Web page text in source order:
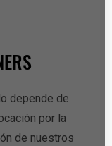
depende de
por la
de nuestros